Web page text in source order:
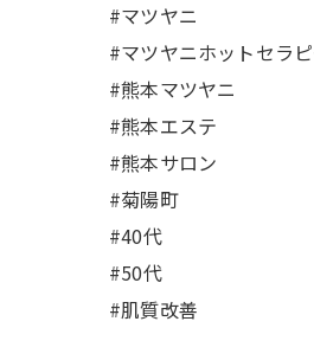
#マツヤニ
#マツヤニホットセラ
#熊本マツヤニ
#熊本エステ
#熊本サロン
#菊陽町
#40代
#50代
#肌質改善